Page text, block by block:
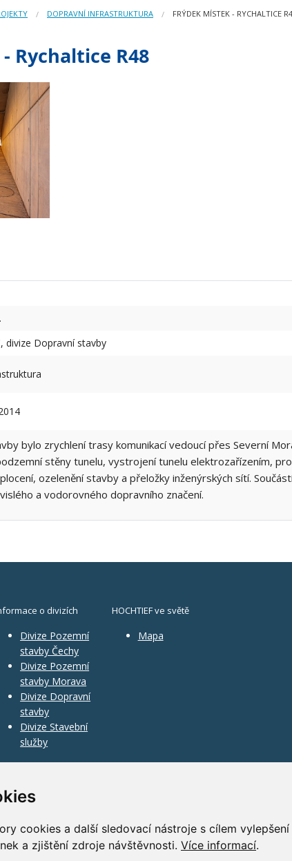
cookies a další sledovací nástroje s cílem
a zjištění zdroje návštěvnosti. Více informací.
DOPRAVNÍ INFRASTRUKTURA FRÝDEK MÍSTEK - RYCHALTICE
Rychaltice R48
divize Dopravní stavby
bylo zrychlení trasy komunikací vedoucí přes Severní
stěny tunelu, vystrojení tunelu elektrozařízením,
ozelenění stavby a přeložky inženýrských sítí.
a vodorovného dopravního značení.
o divizích
Divize Pozemní
stavby Čechy
Divize Pozemní
stavby Morava
Divize Dopravní
stavby
Divize Stavební
služby
HOCHTIEF ve světě
Mapa